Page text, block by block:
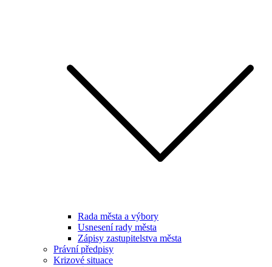
Rada města a výbory
Usnesení rady města
Zápisy zastupitelstva města
Právní předpisy
Krizové situace